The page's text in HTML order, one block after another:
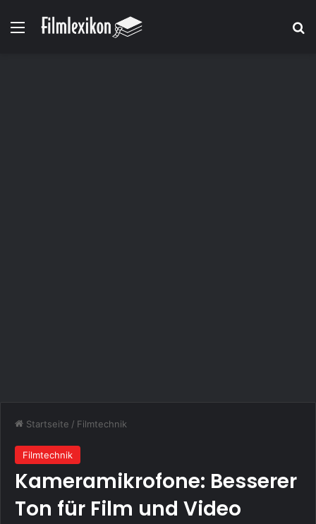
Menü
Startseite / Filmtechnik
Filmtechnik
Kameramikrofone: Besserer
Ton für Film und Video